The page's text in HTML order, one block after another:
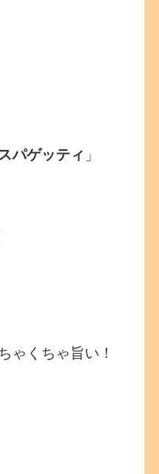
パゲッティ 」
ゃくちゃ旨い！